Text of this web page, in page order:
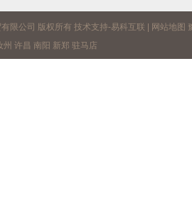
限公司 版权所有 技术支持-易科互联 网站地图
州 许昌 南阳 新郑 驻马店